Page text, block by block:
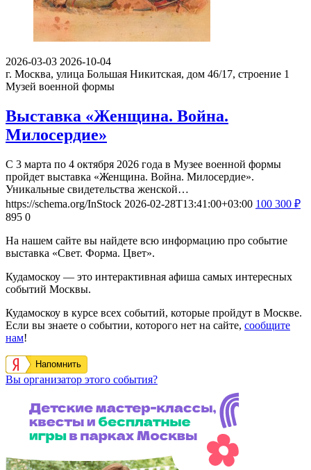
2026-03-03 2026-10-04
г. Москва, улица Большая Никитская, дом 46/17, строение 1
Музей военной формы
Выставка «Женщина. Война.
Милосердие»
С 3 марта по 4 октября 2026 года в Музее военной формы
пройдет выставка «Женщина. Война. Милосердие».
Уникальные свидетельства женской…
https://schema.org/InStock 2026-02-28T13:41:00+03:00 100 300 ₽
895 0
На нашем сайте вы найдете всю информацию про событие
выставка «Свет. Форма. Цвет».
Кудамоскоу — это интерактивная афиша самых интересных
событий Москвы.
Кудамоскоу в курсе всех событий, которые пройдут в Москве.
Если вы знаете о событии, которого нет на сайте, сообщите
нам!
Напомнить
Вы организатор этого события?